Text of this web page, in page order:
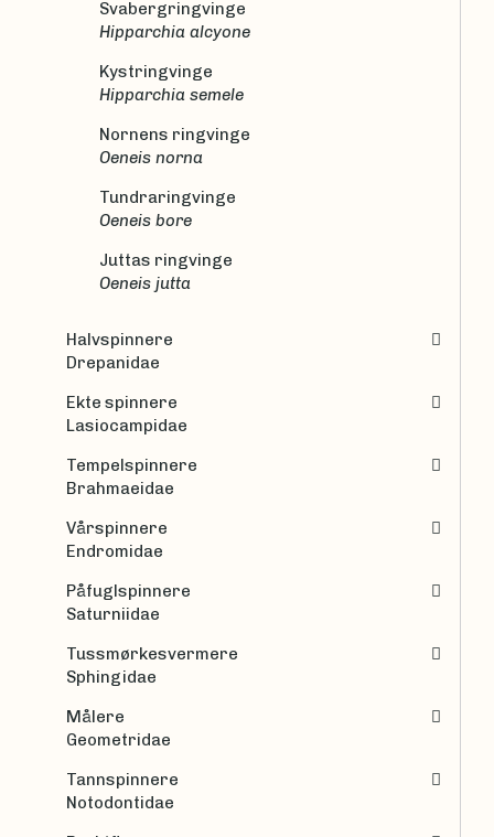
Svabergringvinge
Hipparchia alcyone
Kystringvinge
Hipparchia semele
Nornens ringvinge
Oeneis norna
Tundraringvinge
Oeneis bore
Juttas ringvinge
Oeneis jutta
Halvspinnere
Drepanidae
Ekte spinnere
Lasiocampidae
Tempelspinnere
Brahmaeidae
Vårspinnere
Endromidae
Påfuglspinnere
Saturniidae
Tussmørkesvermere
Sphingidae
Målere
Geometridae
Tannspinnere
Notodontidae